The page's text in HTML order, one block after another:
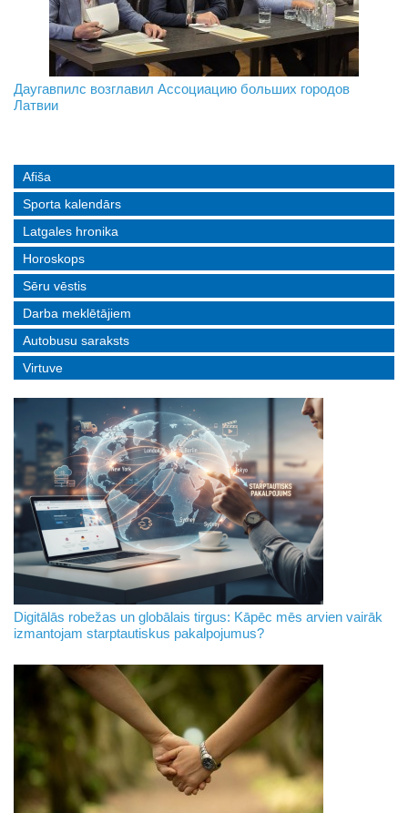
На границе с Беларусью ждут усиления
Даугавпилс возглавил Ассоциацию больших городов
Латвии
Инвалидность — не приговор: «Mediastrims» расскажет
реальные истории людей с ограниченными возможностями
Afiša
Sporta kalendārs
Latgales hronika
Horoskops
Sēru vēstis
Darba meklētājiem
Autobusu saraksts
Virtuve
Digitālās robežas un globālais tirgus: Kāpēc mēs arvien vairāk
izmantojam starptautiskus pakalpojumus?